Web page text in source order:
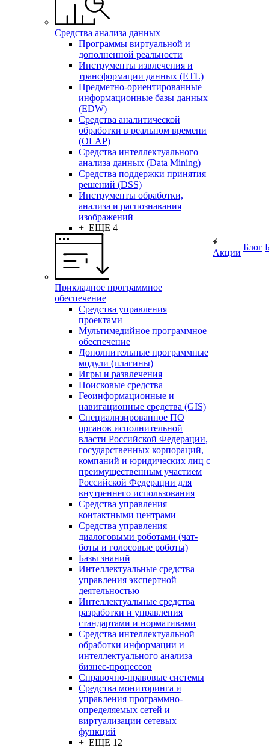
Средства анализа данных
Программы виртуальной и
дополненной реальности
Инструменты извлечения и
трансформации данных (ETL)
Предметно-ориентированные
информационные базы данных
(EDW)
Средства аналитической
обработки в реальном времени
(OLAP)
Средства интеллектуального
анализа данных (Data Mining)
Средства поддержки принятия
решений (DSS)
Инструменты обработки,
анализа и распознавания
изображений
+ ЕЩЕ 4
Прикладное программное
обеспечение
Средства управления
проектами
Мультимедийное программное
обеспечение
Дополнительные программные
модули (плагины)
Игры и развлечения
Поисковые средства
Геоинформационные и
навигационные средства (GIS)
Специализированное ПО
органов исполнительной
власти Российской Федерации,
государственных корпораций,
компаний и юридических лиц с
преимущественным участием
Российской Федерации для
внутреннего использования
Средства управления
контактными центрами
Средства управления
диалоговыми роботами (чат-
боты и голосовые роботы)
Базы знаний
Интеллектуальные средства
управления экспертной
деятельностью
Интеллектуальные средства
разработки и управления
стандартами и нормативами
Средства интеллектуальной
обработки информации и
интеллектуального анализа
бизнес-процессов
Справочно-правовые системы
Средства мониторинга и
управления программно-
определяемых сетей и
виртуализации сетевых
функций
+ ЕЩЕ 12
Акции
Блог